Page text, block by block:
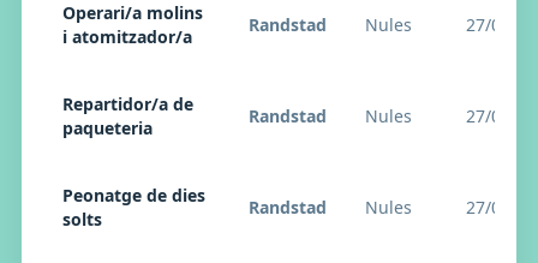
Operari/a molins
i atomitzador/a
Randstad Nules 27/04/
Repartidor/a de
paqueteria
Randstad Nules 27/04/
Peonatge de dies
solts
Randstad Nules 27/04/